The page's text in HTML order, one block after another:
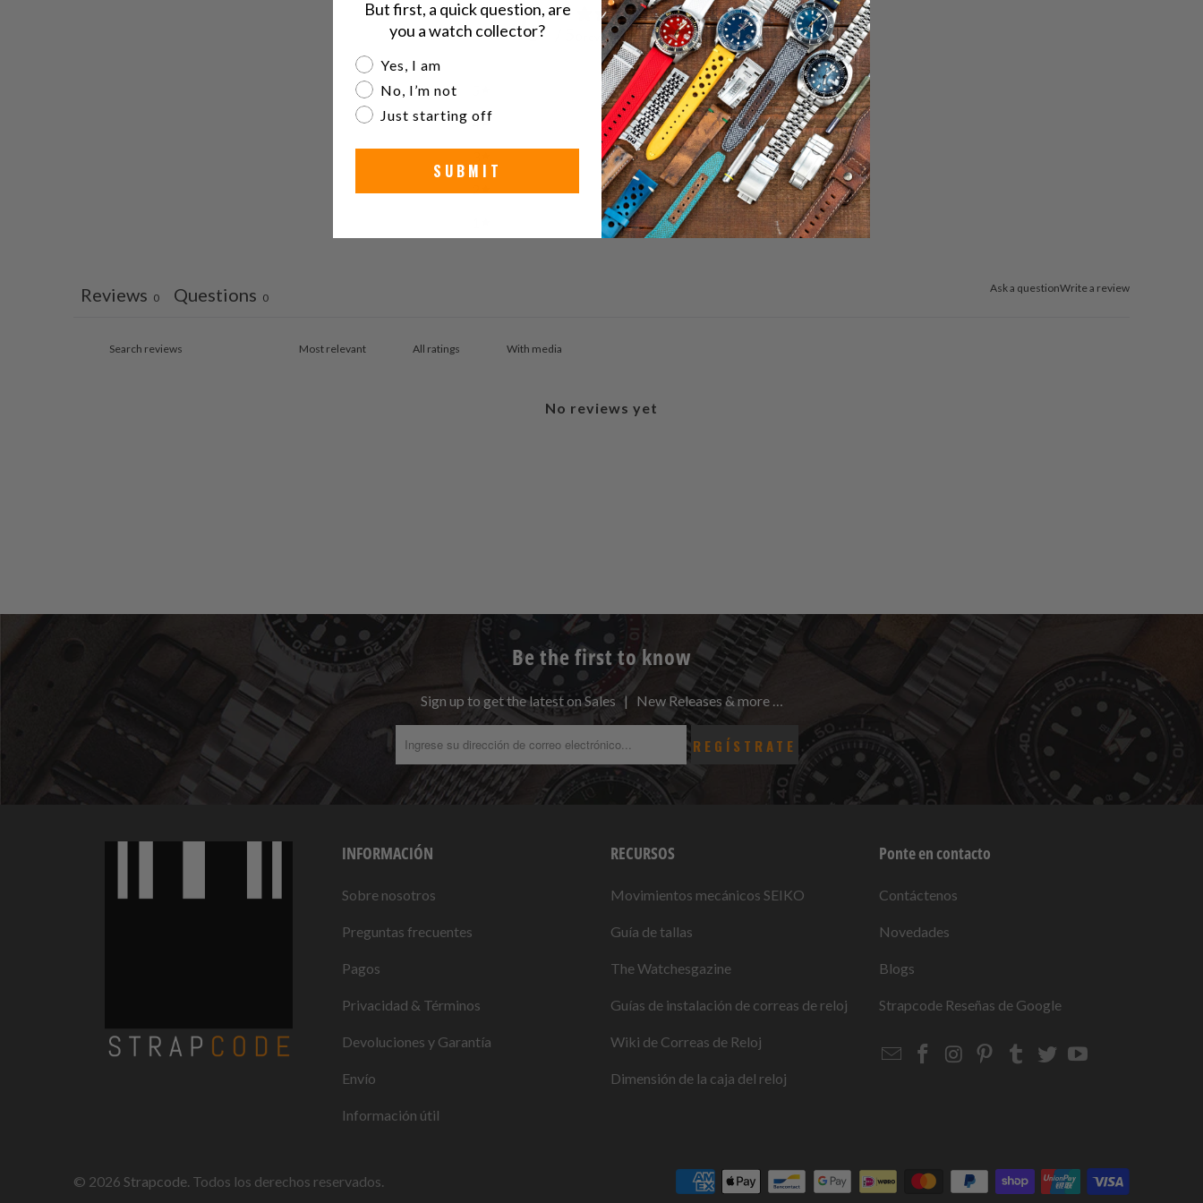
0 0 reviews
0%
4
0%
0%
0%
%
Ask a questionWrite a review
Reviews 0 Questions 0
With media
No reviews yet
Be the first to know
Sign up to get the latest on Sales | New Releases & more …
INFORMACIÓN
Sobre nosotros
Preguntas frecuentes
Pagos
Privacidad & Términos
Devoluciones y Garantía
Envío
Información útil
RECURSOS
Movimientos mecánicos SEIKO
Guía de tallas
The Watchesgazine
Guías de instalación de correas de reloj
Wiki de Correas de Reloj
Dimensión de la caja del reloj
Ponte en contacto
Contáctenos
Novedades
Blogs
Strapcode Reseñas de Google
EmailStrapcode
Strapcode
Strapcode
Strapcode
Strapcode
© 2026 Strapcode . Todos los derechos reservados.
But first, a quick question, are
you a watch collector?
Are you a watch collector?
Yes, I am
No, I’m not
Just starting off
SUBMIT